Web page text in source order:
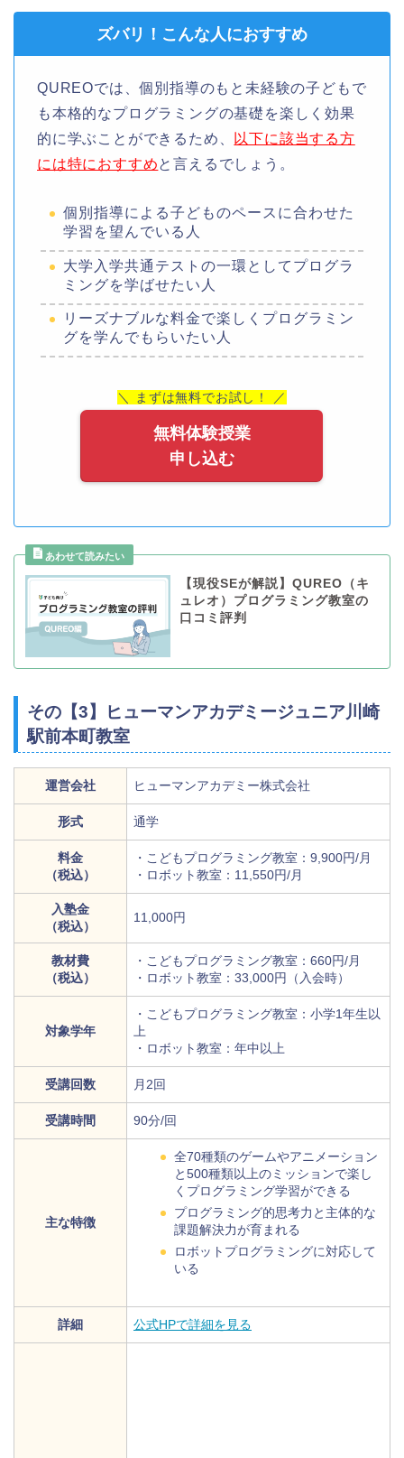
ズバリ！こんな人におすすめ
QUREOでは、個別指導のもと未経験の子どもで
も本格的なプログラミングの基礎を楽しく効果
的に学ぶことができるため、
以下に該当する方
には特におすすめと言えるでしょう。
個別指導による子どものペースに合わせた
学習を望んでいる人
大学入学共通テストの一環としてプログラ
ミングを学ばせたい人
リーズナブルな料金で楽しくプログラミン
グを学んでもらいたい人
＼ まずは無料でお試し！ ／
無料体験授業
申し込む
【現役SEが解説】QUREO（キ
ュレオ）プログラミング教室の
口コミ評判
その【3】ヒューマンアカデミージュニア川崎
駅前本町教室
運営会社 ヒューマンアカデミー株式会社
形式 通学
料金
（税込）
・こどもプログラミング教室：9,900円/月
・ロボット教室：11,550円/月
入塾金
（税込）
11,000円
教材費
（税込）
・こどもプログラミング教室：660円/月
・ロボット教室：33,000円（入会時）
対象学年
・こどもプログラミング教室：小学1年生以
上
・ロボット教室：年中以上
受講回数 月2回
受講時間 90分/回
主な特徴
全70種類のゲームやアニメーション
と500種類以上のミッションで楽し
くプログラミング学習ができる
プログラミング的思考力と主体的な
課題解決力が育まれる
ロボットプログラミングに対応して
いる
詳細 公式HPで詳細を見る